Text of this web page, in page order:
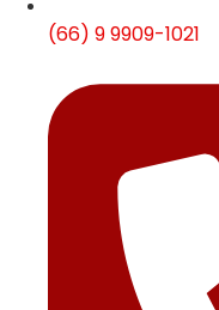
(66) 9 9909-1021